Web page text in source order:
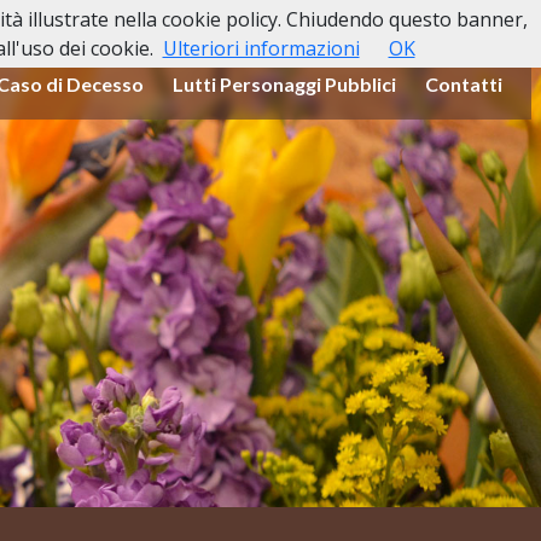
di Decesso Lutti Personaggi Pubblici Contatti
illustrate nella cookie policy. Chiudendo questo banner,
dei cookie. Ulteriori informazioni OK